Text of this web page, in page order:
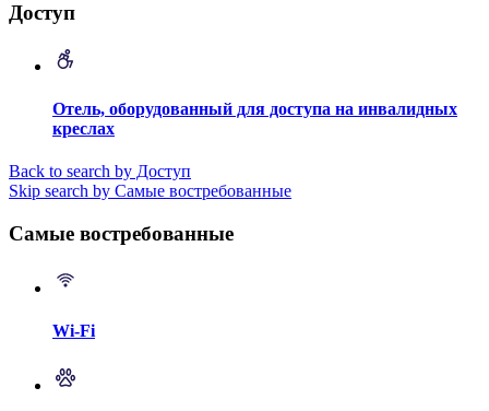
Доступ
Отель, оборудованный для доступа на инвалидных
креслах
Back to search by Доступ
Skip search by Самые востребованные
Самые востребованные
Wi-Fi